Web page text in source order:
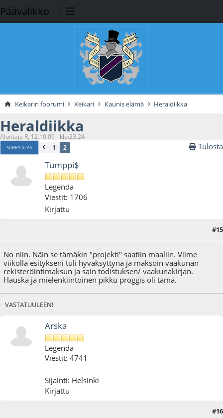
Päävalikko
Keikarin foorumi Keikari Kaunis elämä Heraldiikka
Heraldiikka
Aloittaja R, 12.10.09 - klo:23:24
SIIRRY ALAS 1 2 Tulosta
Tumppi$
Legenda
Viestit: 1706
Kirjattu
#15
No niin. Näin se tämäkin "projekti" saatiin maaliin. Viime
viikolla esitykseni tuli hyväksyttynä ja maksoin vaakunan
rekisteröintimaksun ja sain todistuksen/ vaakunakirjan.
Hauska ja mielenkiintoinen pikku proggis oli tämä.
VASTATUULEEN!
Arska
Legenda
Viestit: 4741
Sijainti: Helsinki
Kirjattu
#16